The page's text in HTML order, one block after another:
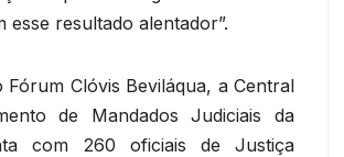
esse resultado alentador”.
Fórum Clóvis Beviláqua, a Central
de Mandados Judiciais da
com 260 oficiais de Justiça